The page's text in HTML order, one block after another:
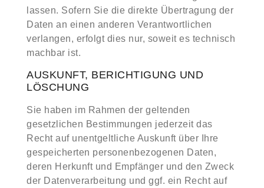
lassen. Sofern Sie die direkte Übertragung der
Daten an einen anderen Verantwortlichen
verlangen, erfolgt dies nur, soweit es technisch
machbar ist.
AUSKUNFT, BERICHTIGUNG UND
LÖSCHUNG
Sie haben im Rahmen der geltenden
gesetzlichen Bestimmungen jederzeit das
Recht auf unentgeltliche Auskunft über Ihre
gespeicherten personenbezogenen Daten,
deren Herkunft und Empfänger und den Zweck
der Datenverarbeitung und ggf. ein Recht auf